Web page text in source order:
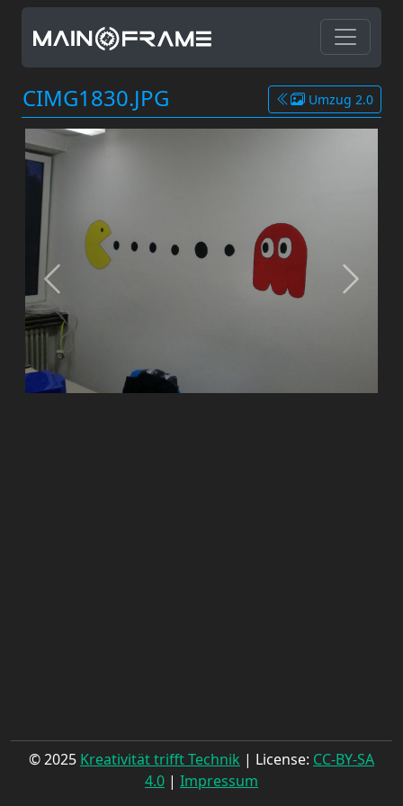
CIMG1830.JPG Umzug 2.0
© 2025 Kreativität trifft Technik | License: CC-BY-SA
4.0 | Impressum